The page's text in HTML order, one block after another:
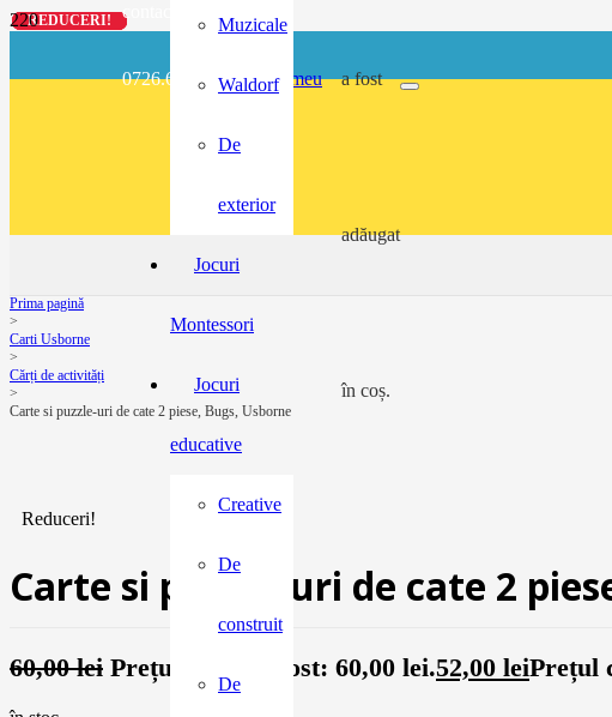
contact@buzunarel.ro
0726.697.486 meu a fost
adăugat
în coș.
Muzicale
Waldorf
De
exterior
Jocuri
Montessori
Jocuri
educative
Creative
De
construit
De
Prima pagină
>
Carti Usborne
>
Cărți de activități
>
Carte si puzzle-uri de cate 2 piese, Bugs, Usborne
Reduceri!
Carte si puzzle-uri de cate 2
60,00lei Prețul inițial a fost: 60,00 lei.52,00 leiPrețul
REDUCERI!
REDUCERI!
REDUCERI!
REDUCERI!